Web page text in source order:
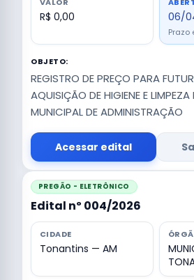
R$ 0,00 06/
Prazo
OBJETO:
REGISTRO DE PREÇO PARA
AQUISIÇÃO DE HIGIENE E
MUNICIPAL DE ADMINISTRAÇÃO
Acessar edital
PREGÃO - ELETRÔNICO
Edital nº 004/2026
CIDADE
Tonantins — AM